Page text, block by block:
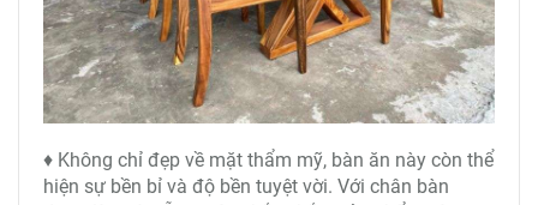
♦ Không chỉ đẹp về mặt thẩm mỹ, bàn ăn này còn thể
hiện sự bền bỉ và độ bền tuyệt vời. Với chân bàn